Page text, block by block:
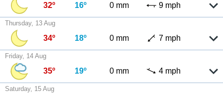
32º 16º 0 mm 9 mph
Thursday, 13 Aug
34º 18º 0 mm 7 mph
Friday, 14 Aug
35º 19º 0 mm 4 mph
Saturday, 15 Aug